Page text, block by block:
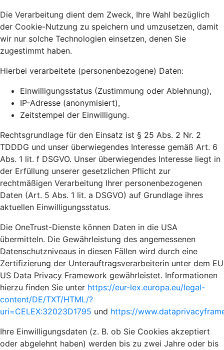
Die Verarbeitung dient dem Zweck, Ihre Wahl bezüglich
der Cookie-Nutzung zu speichern und umzusetzen, damit
wir nur solche Technologien einsetzen, denen Sie
zugestimmt haben.
Hierbei verarbeitete (personenbezogene) Daten:
Einwilligungsstatus (Zustimmung oder Ablehnung),
IP-Adresse (anonymisiert),
Zeitstempel der Einwilligung.
Rechtsgrundlage für den Einsatz ist § 25 Abs. 2 Nr. 2
TDDDG und unser überwiegendes Interesse gemäß Art. 6
Abs. 1 lit. f DSGVO. Unser überwiegendes Interesse liegt in
der Erfüllung unserer gesetzlichen Pflicht zur
rechtmäßigen Verarbeitung Ihrer personenbezogenen
Daten (Art. 5 Abs. 1 lit. a DSGVO) auf Grundlage ihres
aktuellen Einwilligungsstatus.
Die OneTrust-Dienste können Daten in die USA
übermitteln. Die Gewährleistung des angemessenen
Datenschutzniveaus in diesen Fällen wird durch eine
Zertifizierung der Unterauftragsverarbeiterin unter dem EU
US Data Privacy Framework gewährleistet. Informationen
hierzu finden Sie unter https://eur-lex.europa.eu/legal-
content/DE/TXT/HTML/?
uri=CELEX:32023D1795 und https://
Ihre Einwilligungsdaten (z. B. ob Sie Cookies akzeptiert
oder abgelehnt haben) werden bis zu zwei Jahre oder bis